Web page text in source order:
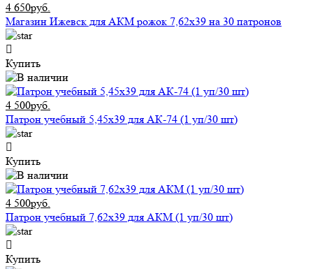
4 650руб.
Магазин Ижевск для АКМ рожок 7,62x39 на 30 патронов
Купить
4 500руб.
Патрон учебный 5,45x39 для АК-74 (1 уп/30 шт)
Купить
4 500руб.
Патрон учебный 7,62x39 для АКМ (1 уп/30 шт)
Купить